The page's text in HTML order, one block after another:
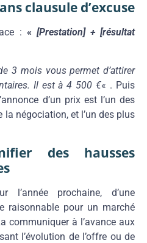
clausule d’excuse
: « [Prestation] + [résultat
3 mois vous permet d’attirer
Il est à 4 500 €« . Puis
d’un prix est l’un des
négociation, et l’un des plus
des hausses
l’année prochaine, d’une
raisonnable pour un marché
communiquer à l’avance aux
l’évolution de l’offre ou de